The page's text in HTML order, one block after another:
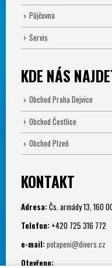
Půjčovna
Servis
KDE NÁS
Obchod Praha Dejvice
Obchod Čestlice
Obchod Plzeň
KONTAKT
Adresa: Čs. armády 13, 160
Telefon: +420 725 316 772
e-mail: potapeni@divers.cz
Otevřeno: